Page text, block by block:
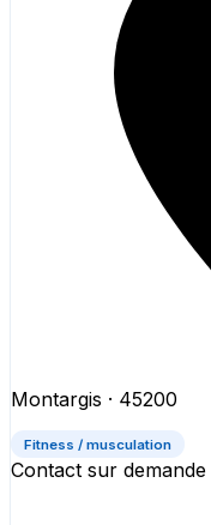
Montargis · 45200
Fitness / musculation
Contact sur demande